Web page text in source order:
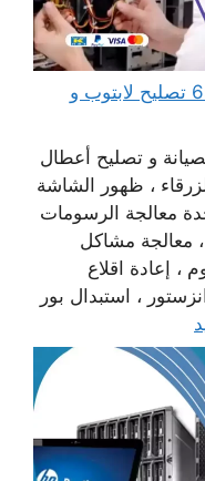
مهندس كمبيوتر صبحان 65511033 تصليح لابتوب و
و تصليح أعطال
، ظهور الشاشة
معالجة الرسومات
معالجة مشاكل
، إعادة اقلاع
، استبدال بور